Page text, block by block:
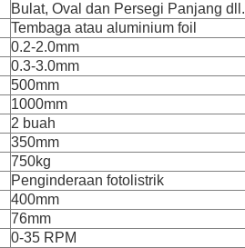
Bulat, Oval dan Persegi Panjang dll.
Tembaga atau aluminium foil
0.2-2.0mm
0.3-3.0mm
500mm
1000mm
2 buah
350mm
750kg
Penginderaan fotolistrik
400mm
76mm
0-35 RPM